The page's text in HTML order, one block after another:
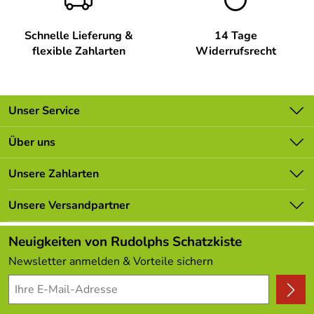
jedes Stück zu etwas Besonderem macht. Entdecken Sie
Shop.
09548 Seiffen, info@kunsthandwerk-eva-beyer.de
09548 Seiffen,
Schnelle Lieferung &
flexible Zahlarten
14 Tage
Widerrufsrecht
Unser Service
Kontakt
Batterieverordnung
Newsletter
Lieferbedingungen
Kundenlogin
Über uns
Unsere Bestseller
Marken
Neu
Angebote
Kundenbewertungen (308)
4,9/5*****
Unsere Zahlarten
Unsere Versandpartner
Neuigkeiten von Rudolphs Schatzkiste
Newsletter anmelden & Vorteile sichern